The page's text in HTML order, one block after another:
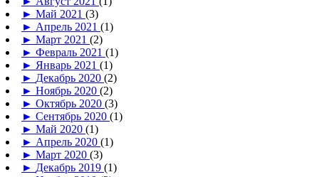
► Май 2021 (3)
► Апрель 2021 (1)
► Март 2021 (2)
► Февраль 2021 (1)
► Январь 2021 (1)
► Декабрь 2020 (2)
► Ноябрь 2020 (2)
► Октябрь 2020 (3)
► Сентябрь 2020 (1)
► Май 2020 (1)
► Апрель 2020 (1)
► Март 2020 (3)
► Декабрь 2019 (1)